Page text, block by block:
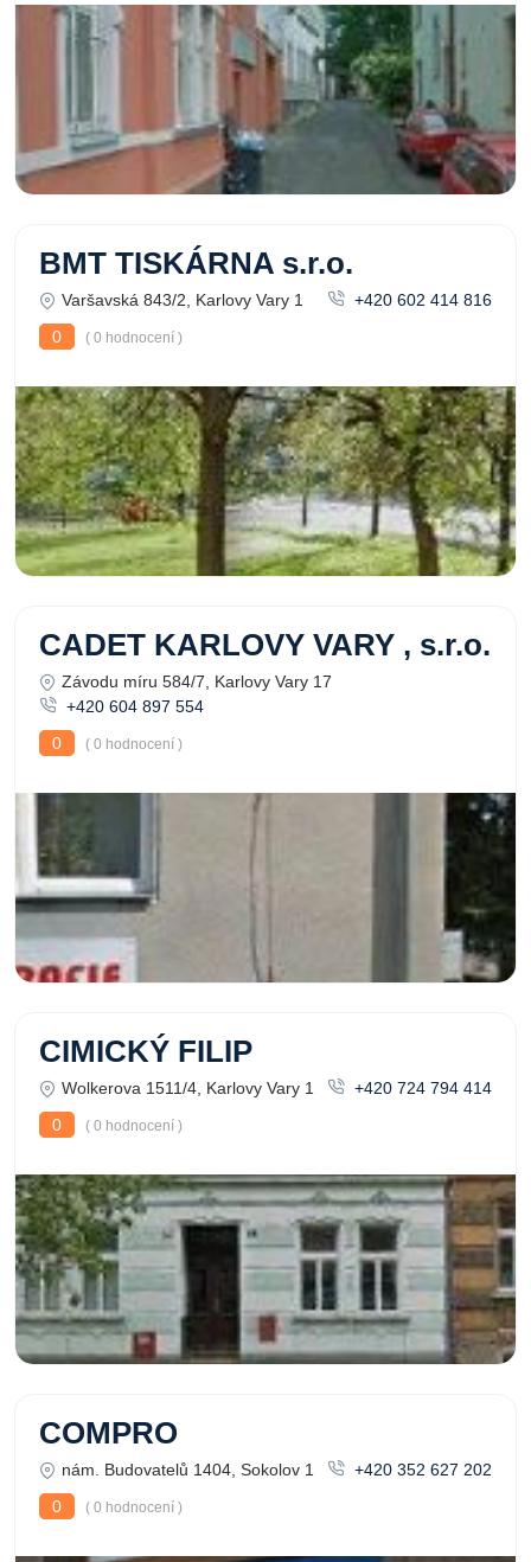
BMT TISKÁRNA s.r.o.
Varšavská 843/2, Karlovy Vary 1
+420 602 414 816
0
( 0 hodnocení )
CADET KARLOVY VARY , s.r.o.
Závodu míru 584/7, Karlovy Vary 17
+420 604 897 554
0
( 0 hodnocení )
CIMICKÝ FILIP
Wolkerova 1511/4, Karlovy Vary 1
+420 724 794 414
0
( 0 hodnocení )
COMPRO
nám. Budovatelů 1404, Sokolov 1
+420 352 627 202
0
( 0 hodnocení )